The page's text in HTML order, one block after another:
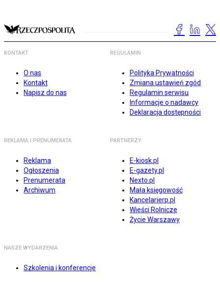
KONTAKT
O nas
Kontakt
Napisz do nas
REGULAMIN
Polityka Prywatności
Zmiana ustawień zgód
Regulamin serwisu
Informacje o nadawcy
Deklaracja dostępności
REKLAMA I PRENUMERATA
Reklama
Ogłoszenia
Prenumerata
Archiwum
PARTNERZY
E-kiosk.pl
E-gazety.pl
Nexto.pl
Mała księgowość
Kancelarierp.pl
Wieści Rolnicze
Życie Warszawy
NASZE WYDARZENIA
Szkolenia i konferencje